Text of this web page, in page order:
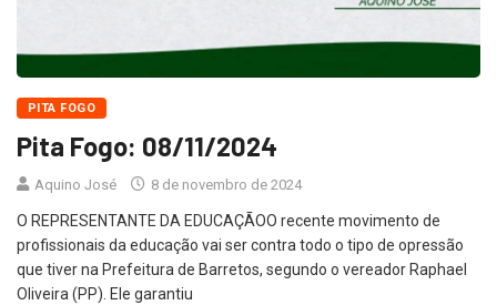
PITA FOGO
Pita Fogo: 08/11/2024
Aquino José 8 de novembro de 2024
O REPRESENTANTE DA EDUCAÇÃOO recente movimento de
profissionais da educação vai ser contra todo o tipo de opressão
que tiver na Prefeitura de Barretos, segundo o vereador Raphael
Oliveira (PP). Ele garantiu